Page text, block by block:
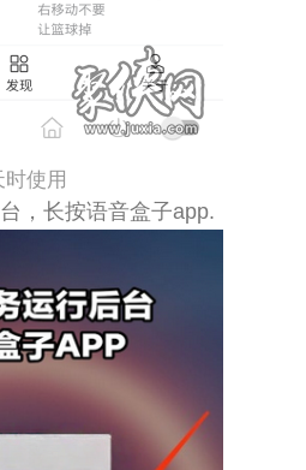
使用
，长按语音盒子app.